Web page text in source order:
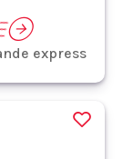
express